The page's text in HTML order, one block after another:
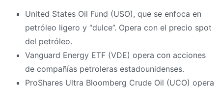
United States Oil Fund (USO), que se enfoca en
petróleo ligero y “dulce”. Opera con el precio spot
del petróleo.
Vanguard Energy ETF (VDE) opera con acciones
de compañías petroleras estadounidenses.
ProShares Ultra Bloomberg Crude Oil (UCO) opera